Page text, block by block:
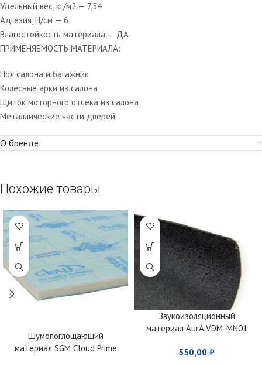
Удельный вес, кг/м2 — 7,54
Адгезия, Н/см — 6
Влагостойкость материала — ДА
ПРИМЕНЯЕМОСТЬ МАТЕРИАЛА:
Пол салона и багажник
Колесные арки из салона
Щиток моторного отсека из салона
Металлические части дверей
О бренде
Похожие товары
Шумопоглощающий
материал SGM Cloud Prime
Звукоизоляционный
материал AurA VDM-MN01
550,00 ₽